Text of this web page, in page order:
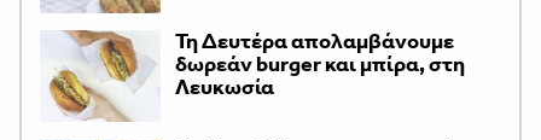
Τη Δευτέρα απολαμβάνουμε
δωρεάν burger και μπίρα, στη
Λευκωσία